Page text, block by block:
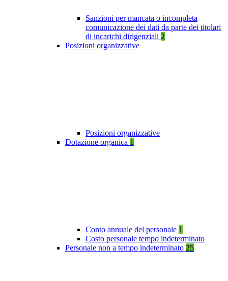
Sanzioni per mancata o incompleta
comunicazione dei dati da parte dei titolari
di incarichi dirigenziali 2
Posizioni organizzative
Posizioni organizzative
Dotazione organica 1
Conto annuale del personale 1
Costo personale tempo indeterminato
Personale non a tempo indeterminato 25